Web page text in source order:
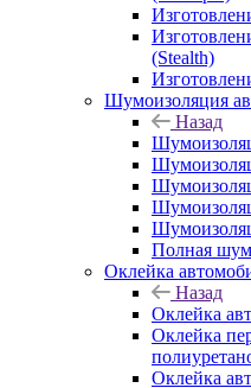
(Stealth)
Шумоизоляция
Назад
Полная
Оклейка
Назад
Оклейка
Оклейка
Оклейка